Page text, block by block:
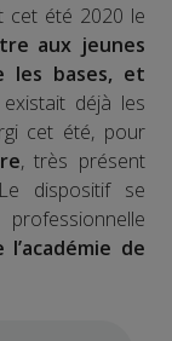
cet été 2020 le
aux jeunes
les bases, et
déjà les
cet été, pour
, très présent
dispositif se
de